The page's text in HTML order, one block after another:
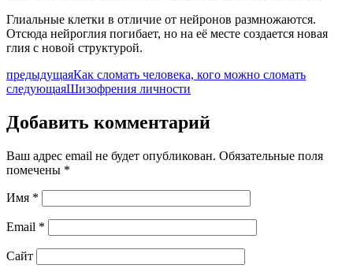
Глиальные клетки в отличие от нейронов размножаются.
Отсюда нейроглия погибает, но на её месте создается новая
глия с новой структурой.
предыдущаяКак сломать человека, кого можно сломать
следующаяШизофрения личности
Добавить комментарий
Ваш адрес email не будет опубликован. Обязательные поля
помечены *
Имя *
Email *
Сайт